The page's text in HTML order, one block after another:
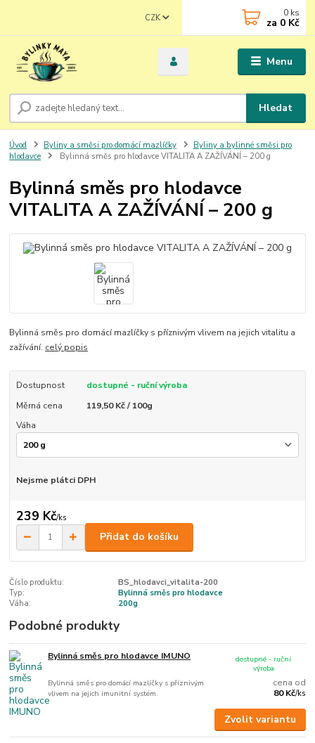
Menu
CZK
Hledat
0 ks
za 0 Kč
Úvod Byliny a směsi pro domácí mazlíčky
Byliny a bylinné směsi pro
hlodavce
Bylinná směs pro hlodavce VITALITA A ZAŽÍVÁNÍ – 200 g
Bylinná směs pro hlodavce
VITALITA A ZAŽÍVÁNÍ – 200 g
Bylinná směs pro domácí mazlíčky s příznivým vlivem na jejich vitalitu a
zažívání. celý popis
Dostupnost
dostupné - ruční výroba
Měrná cena
119,50 Kč / 100g
Váha
Nejsme plátci DPH
239 Kč/ks
Přidat do košíku
Číslo produktu:
BS_hlodavci_vitalita-200
Typ:
Bylinná směs pro hlodavce
Váha:
200g
Podobné produkty
Bylinná směs pro hlodavce IMUNO
Bylinná směs pro domácí mazlíčky s příznivým
vlivem na jejich imunitní systém.
cena od
80 Kč/ks
dostupné - ruční
výroba
Zvolit variantu